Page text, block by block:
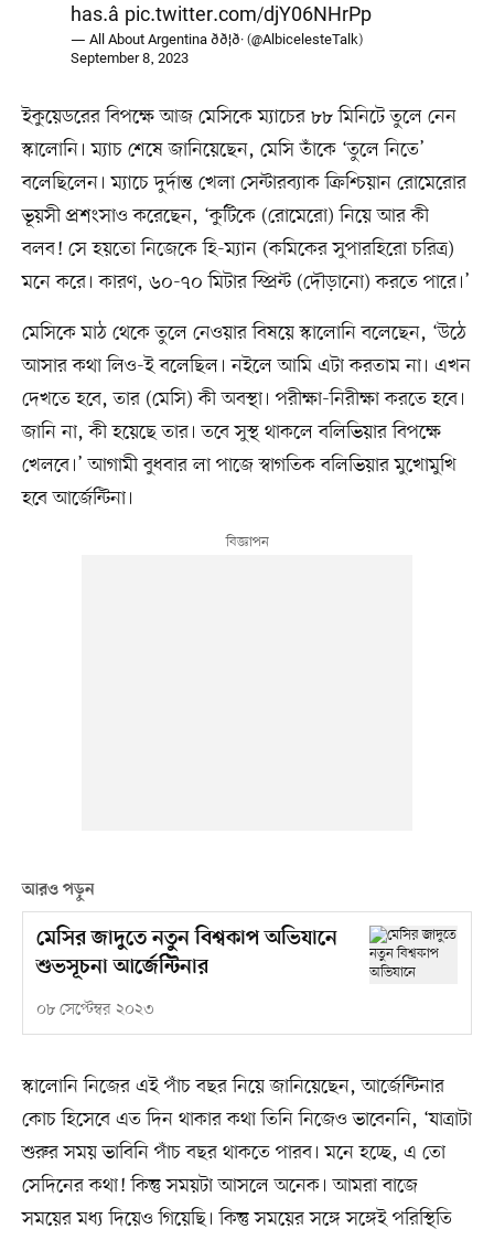
has.â pic.twitter.com/djY06NHrPp
— All About Argentina ðð¦ð· (@AlbicelesteTalk)
September 8, 2023
ইকুয়েডরের বিপক্ষে আজ মেসিকে ম্যাচের ৮৮ মিনিটে তুলে নেন
স্কালোনি। ম্যাচ শেষে জানিয়েছেন, মেসি তাঁকে ‘তুলে নিতে’
বলেছিলেন। ম্যাচে দুর্দান্ত খেলা সেন্টারব্যাক ক্রিশ্চিয়ান রোমেরোর
ভূয়সী প্রশংসাও করেছেন, ‘কুটিকে (রোমেরো) নিয়ে আর কী
বলব! সে হয়তো নিজেকে হি-ম্যান (কমিকের সুপারহিরো চরিত্র)
মনে করে। কারণ, ৬০-৭০ মিটার স্প্রিন্ট (দৌড়ানো) করতে পারে।’
মেসিকে মাঠ থেকে তুলে নেওয়ার বিষয়ে স্কালোনি বলেছেন, ‘উঠে
আসার কথা লিও-ই বলেছিল। নইলে আমি এটা করতাম না। এখন
দেখতে হবে, তার (মেসি) কী অবস্থা। পরীক্ষা-নিরীক্ষা করতে হবে।
জানি না, কী হয়েছে তার। তবে সুস্থ থাকলে বলিভিয়ার বিপক্ষে
খেলবে।’ আগামী বুধবার লা পাজে স্বাগতিক বলিভিয়ার মুখোমুখি
হবে আর্জেন্টিনা।
আরও পড়ুন
মেসির জাদুতে নতুন বিশ্বকাপ অভিযানে
শুভসূচনা আর্জেন্টিনার
০৮ সেপ্টেম্বর ২০২৩
স্কালোনি নিজের এই পাঁচ বছর নিয়ে জানিয়েছেন, আর্জেন্টিনার
কোচ হিসেবে এত দিন থাকার কথা তিনি নিজেও ভাবেননি, ‘যাত্রাটা
শুরুর সময় ভাবিনি পাঁচ বছর থাকতে পারব। মনে হচ্ছে, এ তো
সেদিনের কথা! কিন্তু সময়টা আসলে অনেক। আমরা বাজে
সময়ের মধ্য দিয়েও গিয়েছি। কিন্তু সময়ের সঙ্গে সঙ্গেই পরিস্থিতি